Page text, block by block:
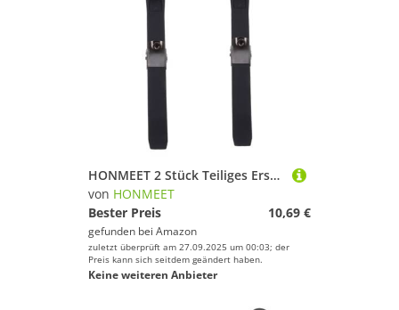
HONMEET 2 Stück Teiliges Ersatz Set Roller Skate Schnallenriemen Verstellbar für Erwachsene und Universeller Befestigungsriemen für Inline Rollschuhe und Skates Robustes Material Schnelle
von HONMEET
Bester Preis
10,69 €
gefunden bei Amazon
zuletzt überprüft am 27.09.2025 um 00:03; der
Preis kann sich seitdem geändert haben.
Keine weiteren Anbieter